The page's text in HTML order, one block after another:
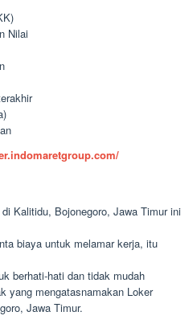
Nilai
Kalitidu, Bojonegoro, Jawa Timur ini
biaya untuk melamar kerja, itu
berhati-hati dan tidak mudah
yang mengatasnamakan Loker
Jawa Timur.